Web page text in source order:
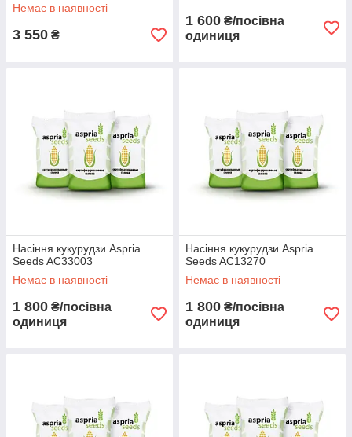
Немає в наявності
3 550 ₴
1 600 ₴/посівна
одиниця
Насіння кукурудзи Aspria
Seeds AC33003
Немає в наявності
1 800 ₴/посівна
одиниця
Насіння кукурудзи Aspria
Seeds AC13270
Немає в наявності
1 800 ₴/посівна
одиниця